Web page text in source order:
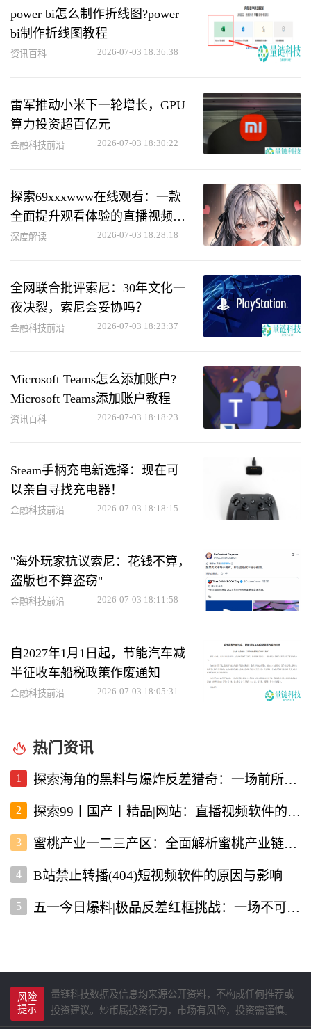
power bi怎么制作折线图?power
bi制作折线图教程
资讯百科 2026-07-03 18:36:38
雷军推动小米下一轮增长，GPU
算力投资超百亿元
金融科技前沿 2026-07-03 18:30:22
探索69xxxwww在线观看：一款
全面提升观看体验的直播视频软
件
深度解读 2026-07-03 18:28:18
全网联合批评索尼：30年文化一
夜决裂，索尼会妥协吗？
金融科技前沿 2026-07-03 18:23:37
Microsoft Teams怎么添加账户?
Microsoft Teams添加账户教程
资讯百科 2026-07-03 18:18:23
Steam手柄充电新选择：现在可
以亲自寻找充电器！
金融科技前沿 2026-07-03 18:18:15
"海外玩家抗议索尼：花钱不算，
盗版也不算盗窃"
金融科技前沿 2026-07-03 18:11:58
自2027年1月1日起，节能汽车减
半征收车船税政策作废通知
金融科技前沿 2026-07-03 18:05:31
热门资讯
1 探索海角的黑料与爆炸反差猎奇：一场前所未有的直播视频体验
2 探索99丨国产丨精品|网站：直播视频软件的新选择
3 蜜桃产业一二三产区：全面解析蜜桃产业链的现状与未来
4 B站禁止转播(404)短视频软件的原因与影响
5 五一今日爆料|极品反差红框挑战：一场不可错过的直播盛宴
风险
提示
量链科技数据及信息均来源公开资料，不构成任何推荐或
投资建议。炒币属投资行为，市场有风险，投资需谨慎。